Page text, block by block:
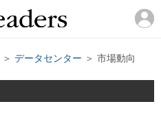
＞ データセンター ＞ 市場動向